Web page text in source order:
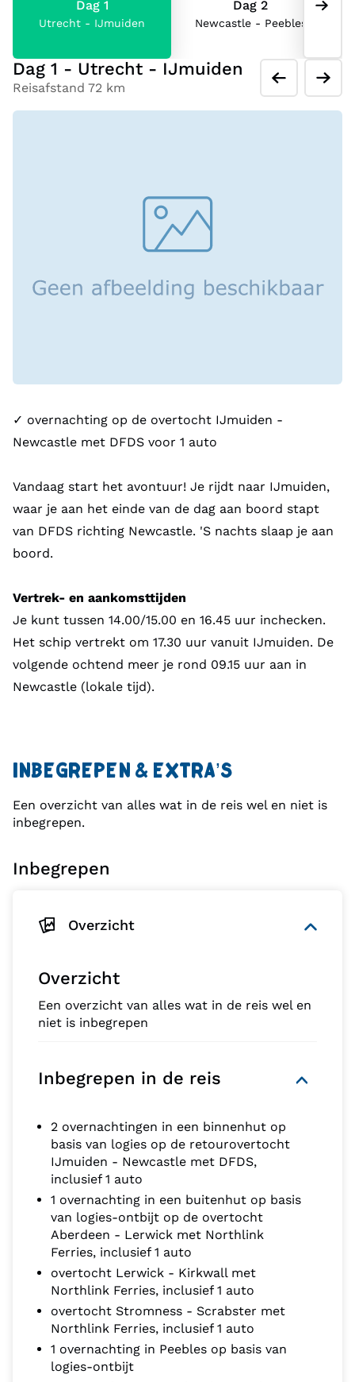
Dag 1
Utrecht - IJmuiden
Dag 2
Newcastle - Peebles
Dag 1 - Utrecht - IJmuiden
Reisafstand 72 km
✓ overnachting op de overtocht IJmuiden -
Newcastle met DFDS voor 1 auto
Vandaag start het avontuur! Je rijdt naar IJmuiden,
waar je aan het einde van de dag aan boord stapt
van DFDS richting Newcastle. 'S nachts slaap je aan
boord.
Vertrek- en aankomsttijden
Je kunt tussen 14.00/15.00 en 16.45 uur inchecken.
Het schip vertrekt om 17.30 uur vanuit IJmuiden. De
volgende ochtend meer je rond 09.15 uur aan in
Newcastle (lokale tijd).
INBEGREPEN & EXTRA’S
Een overzicht van alles wat in de reis wel en niet is
inbegrepen.
Inbegrepen
Overzicht
Overzicht
Een overzicht van alles wat in de reis wel en
niet is inbegrepen
Inbegrepen in de reis
2 overnachtingen in een binnenhut op
basis van logies op de retourovertocht
IJmuiden - Newcastle met DFDS,
inclusief 1 auto
1 overnachting in een buitenhut op basis
van logies-ontbijt op de overtocht
Aberdeen - Lerwick met Northlink
Ferries, inclusief 1 auto
overtocht Lerwick - Kirkwall met
Northlink Ferries, inclusief 1 auto
overtocht Stromness - Scrabster met
Northlink Ferries, inclusief 1 auto
1 overnachting in Peebles op basis van
logies-ontbijt